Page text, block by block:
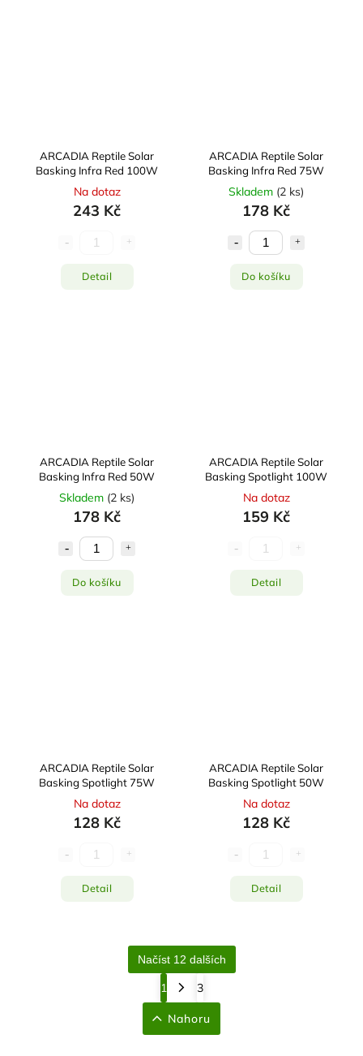
ARCADIA Reptile Solar
Basking Infra Red 100W
Na dotaz
243 Kč
Detail
ARCADIA Reptile Solar
Basking Infra Red 75W
Skladem (2 ks)
178 Kč
Do košíku
ARCADIA Reptile Solar
Basking Infra Red 50W
Skladem (2 ks)
178 Kč
Do košíku
ARCADIA Reptile Solar
Basking Spotlight 100W
Na dotaz
159 Kč
Detail
ARCADIA Reptile Solar
Basking Spotlight 75W
Na dotaz
128 Kč
Detail
ARCADIA Reptile Solar
Basking Spotlight 50W
Na dotaz
128 Kč
Detail
Načíst 12 dalších
1 3
Nahoru